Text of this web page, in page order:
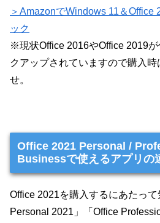
＞AmazonでWindows 11＆Office
ック
※現状Office 2016やOffice 2019
クアップされていますので購入
せ。
Office 2021 Personal /
Businessで使えるアプリの
Office 2021を購入するにあたっ
Personal 2021」「Office